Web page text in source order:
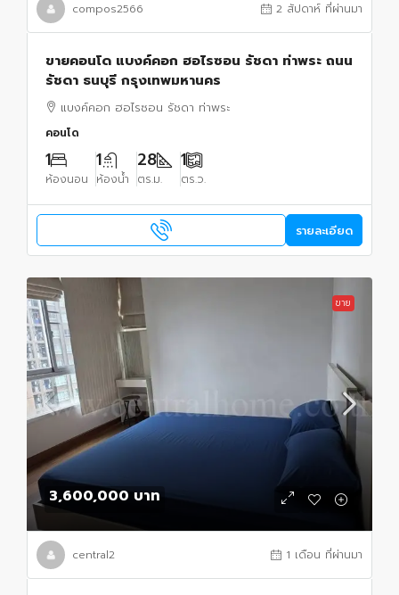
compos2566 2 สัปดาห์ ที่ผ่านมา
ขายคอนโด แบงค์คอก ฮอไรซอน รัชดา ท่าพระ ถนน
รัชดา ธนบุรี กรุงเทพมหานคร
แบงค์คอก ฮอไรซอน รัชดา ท่าพระ
คอนโด
1
ห้องนอน
1
ห้องน้ำ
28
ตร.ม.
1
ตร.ว.
รายละเอียด
ขาย
3,600,000 บาท
central2 1 เดือน ที่ผ่านมา